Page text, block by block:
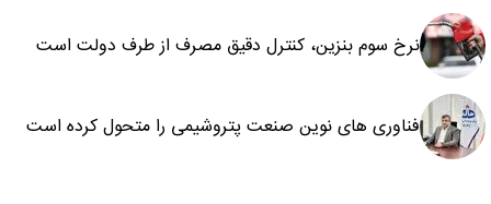
نرخ سوم بنزین، کنترل دقیق مصرف از طرف دولت است
فناوری های نوین صنعت پتروشیمی را متحول کرده است